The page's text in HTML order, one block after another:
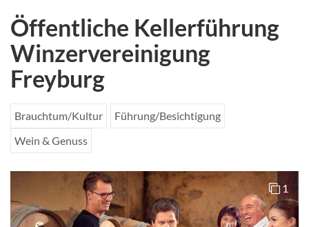
Öffentliche Kellerführung
Winzervereinigung
Freyburg
Brauchtum/Kultur
Führung/Besichtigung
Wein & Genuss
1